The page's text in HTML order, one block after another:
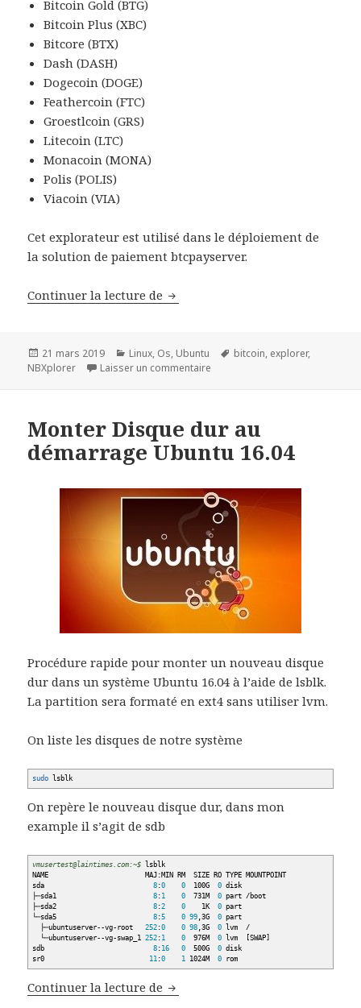
Bitcoin Gold (BTG)
Bitcoin Plus (XBC)
Bitcore (BTX)
Dash (DASH)
Dogecoin (DOGE)
Feathercoin (FTC)
Groestlcoin (GRS)
Litecoin (LTC)
Monacoin (MONA)
Polis (POLIS)
Viacoin (VIA)
Cet explorateur est utilisé dans le déploiement de
la solution de paiement btcpayserver.
Continuer la lecture de Déploiement de NBXplorer un
Publié
le
21 mars 2019 Catégories
Linux, Os, Ubuntu
Mots-
bitcoin, explorer,
NBXplorer
Laisser un commentaire
Monter Disque dur au
démarrage Ubuntu 16.04
Procédure rapide pour monter un nouveau disque
dur dans un système Ubuntu 16.04 à l’aide de lsblk.
La partition sera formaté en ext4 sans utiliser lvm.
On liste les disques de notre système
sudo lsblk
On repère le nouveau disque dur, dans mon
example il s’agit de sdb
vmusertest@laintimes.com:~$
lsblk
NAME MAJ:MIN RM SIZE RO TYPE MOUNTPOINT
sda8 :0 0 100G0 disk
├─sda18 : 1 0 731M0 part/boot
├─sda28 :2 0 1K0 part
└─sda58 :5 0 99 ,3G0 part
├─ubuntuserver--vg-root252 :0 0 98 ,3G0 lvm/
└─ubuntuserver--vg-swap_1252 : 1 0 976M0 lvm [SWAP]
sdb8 : 16 0 500G0 disk
sr0 11 :0 1 1024M0 rom
Continuer la lecture de Monter Disque dur au